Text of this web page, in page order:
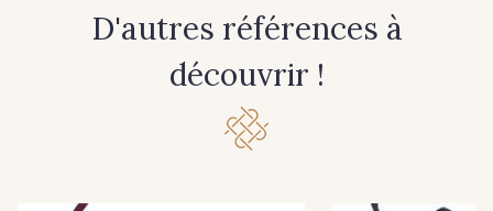
369 - Turquoise Clair 245 - Champagne
D'autres références à
découvrir !